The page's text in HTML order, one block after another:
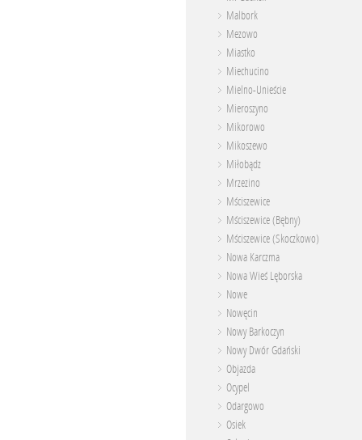
Malbork
Mezowo
Miastko
Miechucino
Mielno-Unieście
Mieroszyno
Mikorowo
Mikoszewo
Miłobądz
Mrzezino
Mściszewice
Mściszewice (Bębny)
Mściszewice (Skoczkowo)
Nowa Karczma
Nowa Wieś Lęborska
Nowe
Nowęcin
Nowy Barkoczyn
Nowy Dwór Gdański
Objazda
Ocypel
Odargowo
Osiek